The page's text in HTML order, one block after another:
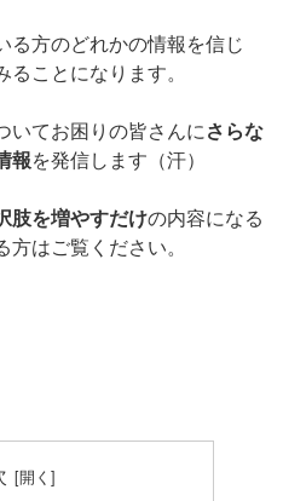
る方のどれかの情報を信じ
ことになります。
いてお困りの皆さんにさらな
報を発信します（汗）
肢を増やすだけの内容になる
はご覧ください。